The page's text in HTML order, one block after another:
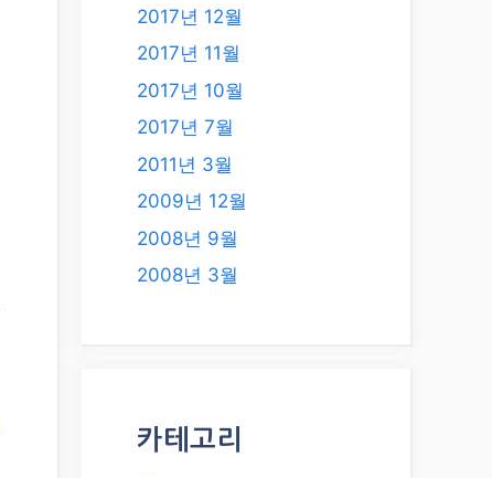
2017년 12월
2017년 11월
2017년 10월
2017년 7월
2011년 3월
2009년 12월
2008년 9월
2008년 3월
카테고리